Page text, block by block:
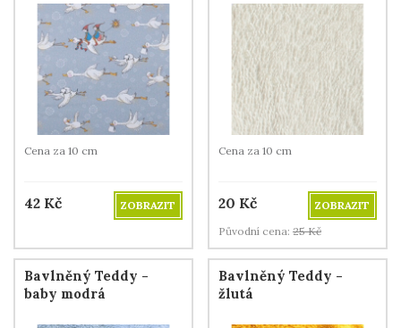
Cena za 10 cm
42 Kč ZOBRAZIT
Cena za 10 cm
20 Kč
ZOBRAZIT
Původní cena: 25 Kč
Bavlněný Teddy -
baby modrá
Bavlněný Teddy -
žlutá